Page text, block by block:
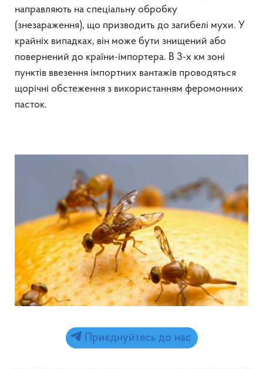
направляють на спеціальну обробку
(знезараження), що призводить до загибелі мухи. У
крайніх випадках, він може бути знищений або
повернений до країни-імпортера. В 3-х км зоні
пунктів ввезення імпортних вантажів проводяться
щорічні обстеження з використанням феромонних
пасток.
Приєднуйтесь до нас